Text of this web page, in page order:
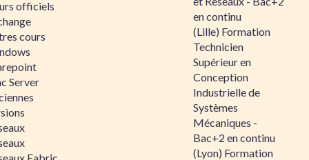
officiels
cours
Server
en continu
(Lille) Formation
Technicien
Supérieur en
Conception
Industrielle de
Systèmes
Mécaniques -
Bac+2 en continu
(Lyon) Formation